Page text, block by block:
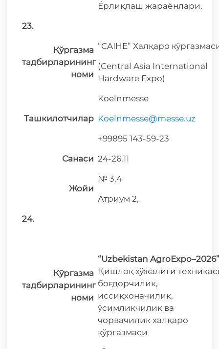
Ёрлиқлаш жараёнлари.
23.
Кўргазма
тадбирларининг
номи
“CAIHE” Халқаро
(Central Asia International
Hardware Expo)
Ташкилотчилар
Koelnmesse
Koelnmesse@messe.uz
+99895 143-59-23
Санаси 24-26.11
Жойи
№ 3,4
Атриум 2,
24.
Кўргазма
тадбирларининг
номи
“Uzbekistan
Қишлоқ хўжалиги
боғдорчилик,
иссиқхоначилик,
ўсимликчилик ва
чорвачилик халқаро
кўргазмаси